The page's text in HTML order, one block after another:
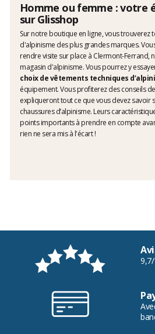
Homme ou femme : votre
sur Glisshop
Sur notre boutique en ligne, vous trouverez
d'alpinisme des plus grandes marques.
rendre visite sur place à Clermont-
magasin d'alpinisme. Vous pourrez y
choix de vêtements techniques
équipement. Vous profiterez des conseils
expliqueront tout ce que vous devez savoir
chaussures d’alpinisme. Leurs
points importants à prendre en compte
rien ne sera mis à l'écart !